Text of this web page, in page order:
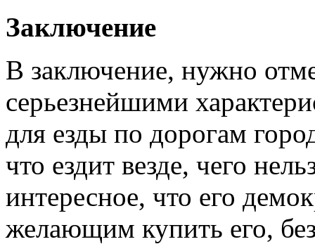
Заключение
В заключение, нужно
серьезнейшими
для езды по дорогам
что ездит везде, чего
интересное, что его
желающим купить его,